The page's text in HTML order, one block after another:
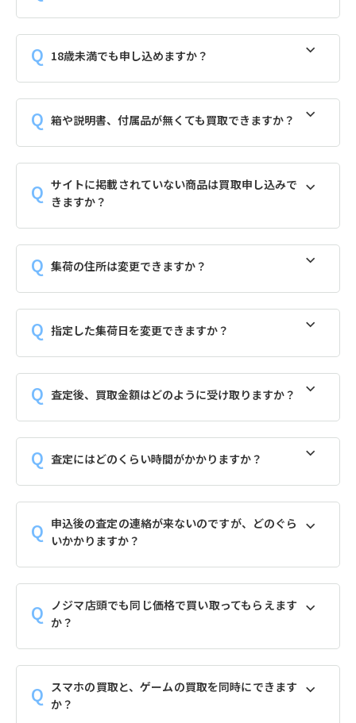
18歳未満でも申し込めますか？
箱や説明書、付属品が無くても買取できますか？
サイトに掲載されていない商品は買取申し込みで
きますか？
集荷の住所は変更できますか？
指定した集荷日を変更できますか？
査定後、買取金額はどのように受け取りますか？
査定にはどのくらい時間がかかりますか？
申込後の査定の連絡が来ないのですが、どのぐら
いかかりますか？
ノジマ店頭でも同じ価格で買い取ってもらえます
か？
スマホの買取と、ゲームの買取を同時にできます
か？